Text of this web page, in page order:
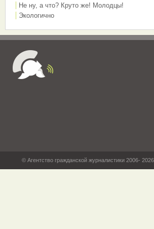
Не ну, а что? Круто же! Молодцы!
Экологично
© Агентство гражданской журналистики 2006-